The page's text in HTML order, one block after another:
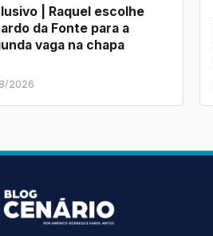
| Raquel escolhe
da Fonte para a
vaga na chapa
2026